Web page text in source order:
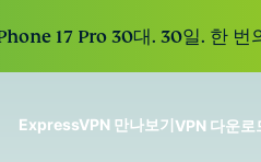
17 Pro 30대. 30일. 한 번
ExpressVPN 만나보기VPN 다운로